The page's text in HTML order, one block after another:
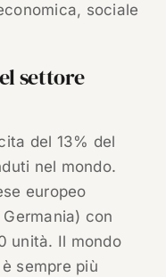
sociale
settore
del 13% del
nel mondo.
europeo
con
unità. Il mondo
sempre più